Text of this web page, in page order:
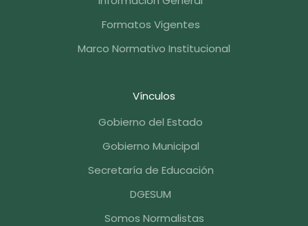
Formatos Vigentes
Marco Normativo Institucional
Vínculos
Gobierno del Estado
Gobierno Municipal
Secretaría de Educación
DGESUM
Somos Normalistas